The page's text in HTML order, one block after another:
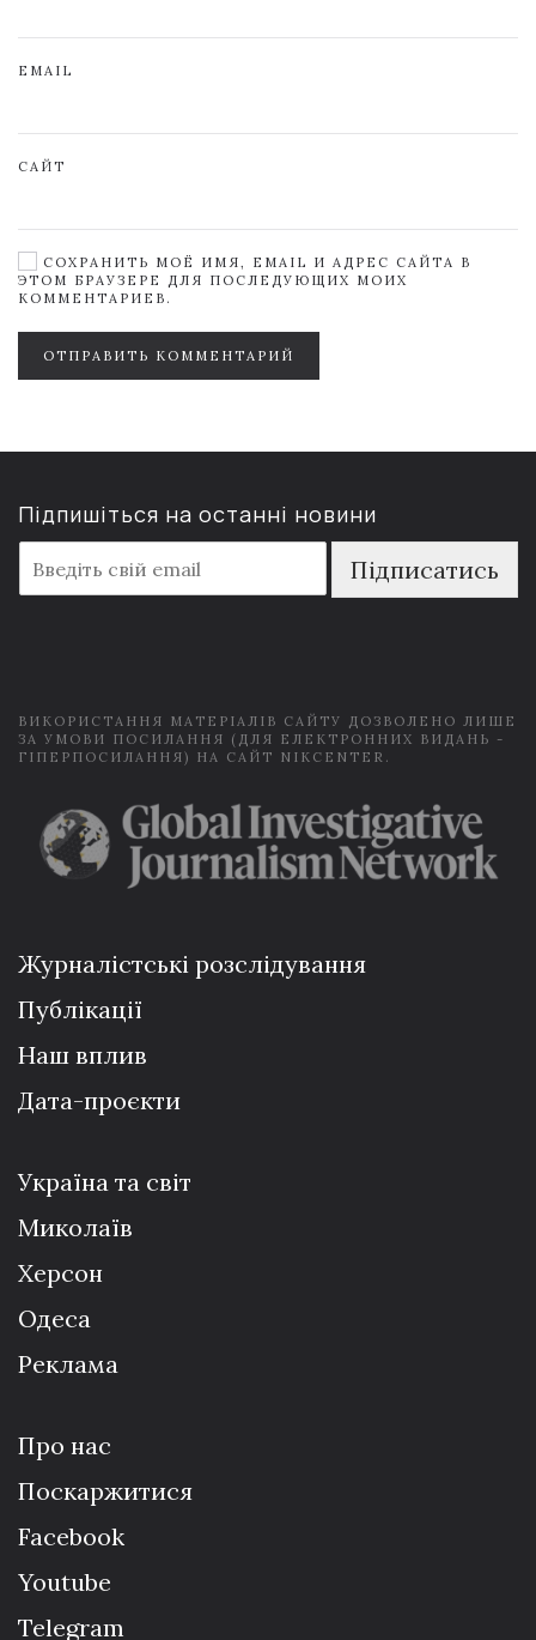
EMAIL
САЙТ
СОХРАНИТЬ МОЁ ИМЯ, EMAIL И АДРЕС САЙТА В
ЭТОМ БРАУЗЕРЕ ДЛЯ ПОСЛЕДУЮЩИХ МОИХ
КОММЕНТАРИЕВ.
ОТПРАВИТЬ КОММЕНТАРИЙ
Підпишіться на останні новини
m
a
Підписатись
ВИКОРИСТАННЯ МАТЕРІАЛІВ САЙТУ ДОЗВОЛЕНО ЛИШЕ
ЗА УМОВИ ПОСИЛАННЯ (ДЛЯ ЕЛЕКТРОННИХ ВИДАНЬ -
ГІПЕРПОСИЛАННЯ) НА САЙТ NIKCENTER.
Журналістські розслідування
Публікації
Наш вплив
Дата-проєкти
Україна та світ
Миколаїв
Херсон
Одеса
Реклама
Про нас
Поскаржитися
Facebook
Youtube
Telegram